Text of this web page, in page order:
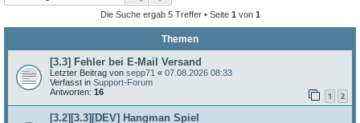
Die Suche ergab 5 Treffer • Seite 1 von 1
Themen
[3.3] Fehler bei E-Mail Versand
Letzter Beitrag von sepp71 « 07.08.2026 08:33
Verfasst in Support-Forum
Antworten: 16 1 2
[3.2][3.3][DEV] Hangman Spiel